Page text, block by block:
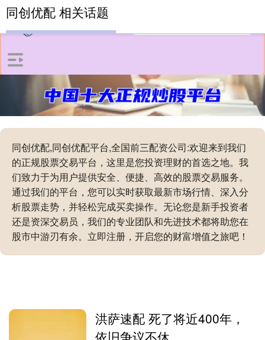
同创优配,同创优配平台,全国前三配资公司:欢迎来到我们
的正规股票交易平台，这里是您投资理财的首选之地。我
们致力于为用户提供安全、便捷、高效的股票交易服务。
通过我们的平台，您可以实时获取最新市场行情、深入分
析股票走势，并轻松完成买卖操作。无论您是新手投资者
还是资深交易员，我们的专业团队和先进技术都将助您在
股市中游刃有余。立即注册，开启您的财富增值之旅吧！
同创优配 相关话题
洪萨速配 死了将近400年，
依旧争议不休